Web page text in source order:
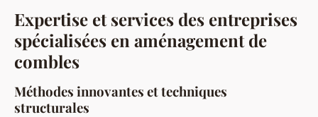
Expertise et services des entreprises
spécialisées en aménagement de
combles
Méthodes innovantes et techniques
structurales